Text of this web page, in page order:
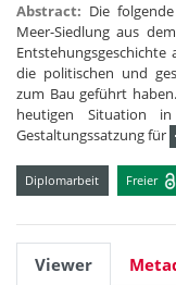
Abstract: Die
Meer-Siedlung aus
Entstehungsgeschichte
die politischen und
zum Bau geführt
heutigen Situation
Gestaltungssatzung für
Diplomarbeit Freier
Viewer